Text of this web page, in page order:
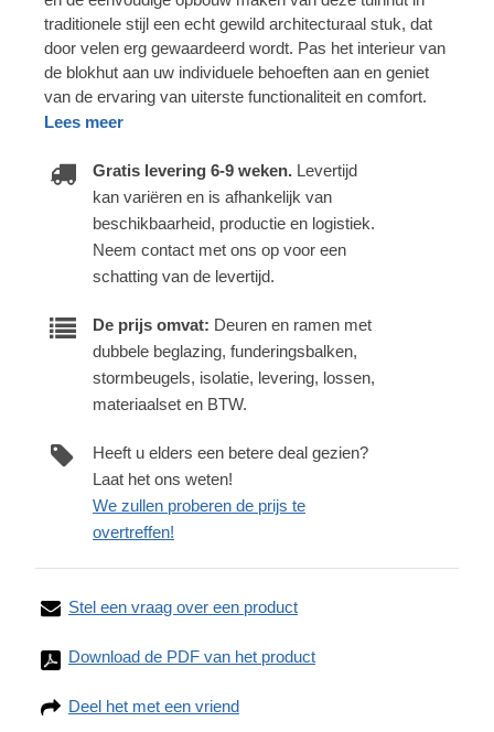
traditionele stijl een echt gewild architecturaal stuk, dat
door velen erg gewaardeerd wordt. Pas het interieur van
de blokhut aan uw individuele behoeften aan en geniet
van de ervaring van uiterste functionaliteit en comfort.
Lees meer
Gratis levering 6-9 weken. Levertijd
kan variëren en is afhankelijk van
beschikbaarheid, productie en logistiek.
Neem contact met ons op voor een
schatting van de levertijd.
De prijs omvat: Deuren en ramen met
dubbele beglazing, funderingsbalken,
stormbeugels, isolatie, levering, lossen,
materiaalset en BTW.
Heeft u elders een betere deal gezien?
Laat het ons weten!
We zullen proberen de prijs te
overtreffen!
Stel een vraag over een product
Download de PDF van het product
Deel het met een vriend